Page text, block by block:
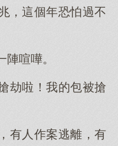
，這個年恐怕過不
喧嘩。
劫啦！我的包被搶
有人作案逃離，有